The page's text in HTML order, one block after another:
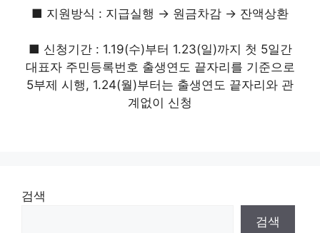
■ 지원방식 : 지급실행 → 원금차감 → 잔액상환
■ 신청기간 : 1.19(수)부터 1.23(일)까지 첫 5일간
대표자 주민등록번호 출생연도 끝자리를 기준으로
5부제 시행, 1.24(월)부터는 출생연도 끝자리와 관
계없이 신청
검색
검색